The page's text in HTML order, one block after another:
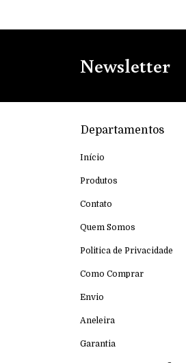
Newsletter
Departamentos
Início
Produtos
Contato
Quem Somos
Politica de Privacidade
Como Comprar
Envio
Aneleira
Garantia